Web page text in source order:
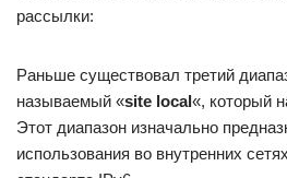
рассылки:
Раньше существовал третий
называемый «site local«, который
Этот диапазон изначально
использования во внутренних